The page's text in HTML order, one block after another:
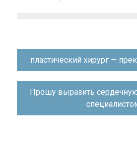
пластический хирург —
Прошу выразить